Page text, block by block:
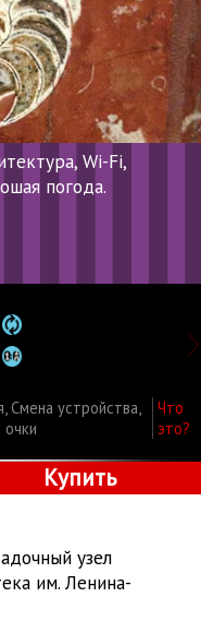
Wi-Fi,
погода.
, Смена устройства,
Что
это?
Купить
узел
им. Ленина-